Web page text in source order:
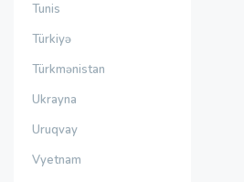
Tunis
Türkiyə
Türkmənistan
Ukrayna
Uruqvay
Vyetnam